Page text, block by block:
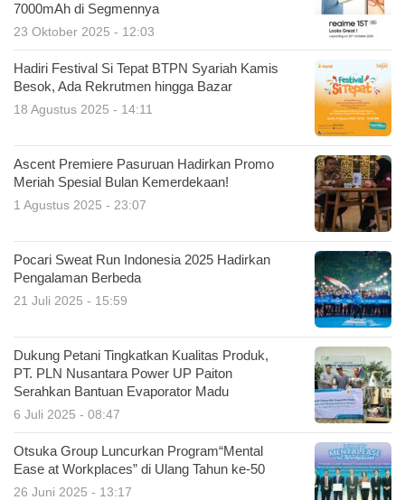
7000mAh di Segmennya
23 Oktober 2025 - 12:03
Hadiri Festival Si Tepat BTPN Syariah Kamis
Besok, Ada Rekrutmen hingga Bazar
18 Agustus 2025 - 14:11
Ascent Premiere Pasuruan Hadirkan Promo
Meriah Spesial Bulan Kemerdekaan!
1 Agustus 2025 - 23:07
Pocari Sweat Run Indonesia 2025 Hadirkan
Pengalaman Berbeda
21 Juli 2025 - 15:59
Dukung Petani Tingkatkan Kualitas Produk,
PT. PLN Nusantara Power UP Paiton
Serahkan Bantuan Evaporator Madu
6 Juli 2025 - 08:47
Otsuka Group Luncurkan Program“Mental
Ease at Workplaces” di Ulang Tahun ke-50
26 Juni 2025 - 13:17